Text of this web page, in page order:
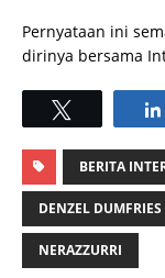
Pernyataan ini
dirinya bersama
BERITA
DENZEL DUMFRIES
NERAZZURRI